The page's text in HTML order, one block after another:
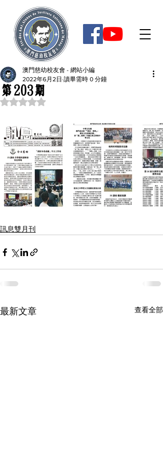
第203期
澳門慈幼校友會 - 網站小編
2022年6月2日 讀畢需時 0 分鐘
評等為 NaN（最高為 5 顆星）。
訊息雙月刊
最新文章 查看全部